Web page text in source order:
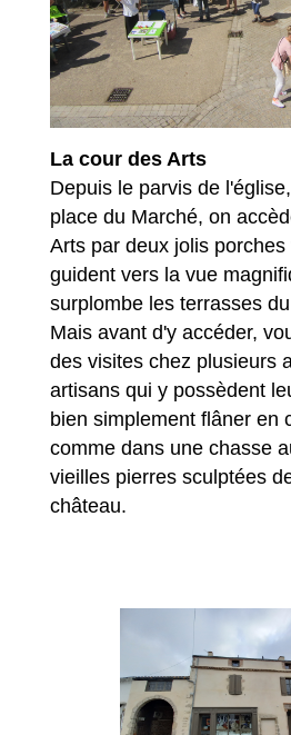
La cour des Arts
Depuis le parvis de
place du Marché, on
Arts par deux jolis
guident vers la vue
surplombe les terrasses
Mais avant d'y accéder,
des visites chez plusieurs
artisans qui y possèdent
bien simplement flâner en
comme dans une chasse
vieilles pierres sculptées
château.